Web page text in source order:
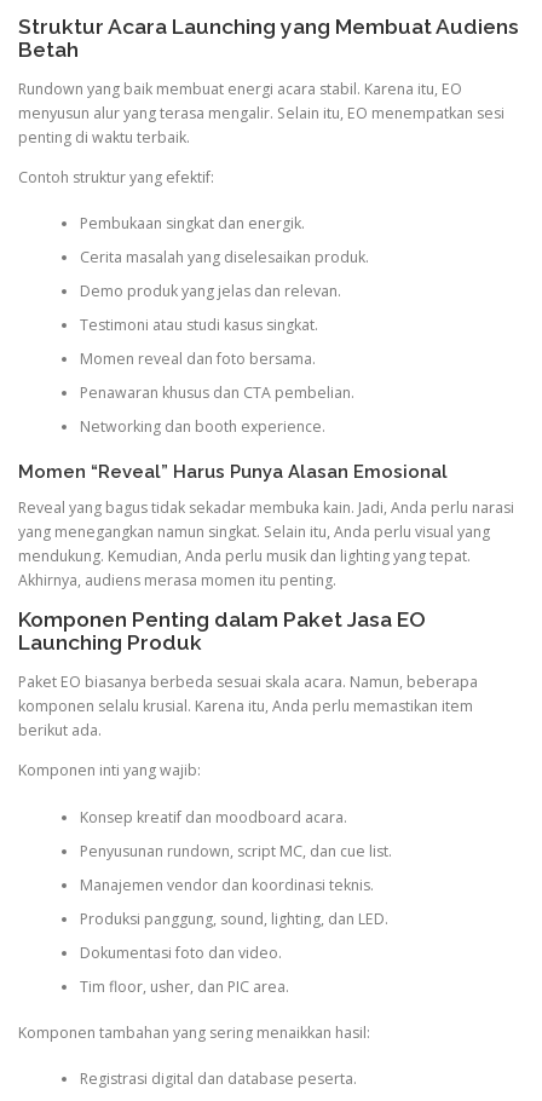
Struktur Acara Launching yang Membuat Audiens
Betah
Rundown yang baik membuat energi acara stabil. Karena itu, EO
menyusun alur yang terasa mengalir. Selain itu, EO menempatkan sesi
penting di waktu terbaik.
Contoh struktur yang efektif:
Pembukaan singkat dan energik.
Cerita masalah yang diselesaikan produk.
Demo produk yang jelas dan relevan.
Testimoni atau studi kasus singkat.
Momen reveal dan foto bersama.
Penawaran khusus dan CTA pembelian.
Networking dan booth experience.
Momen “Reveal” Harus Punya Alasan Emosional
Reveal yang bagus tidak sekadar membuka kain. Jadi, Anda perlu narasi
yang menegangkan namun singkat. Selain itu, Anda perlu visual yang
mendukung. Kemudian, Anda perlu musik dan lighting yang tepat.
Akhirnya, audiens merasa momen itu penting.
Komponen Penting dalam Paket Jasa EO
Launching Produk
Paket EO biasanya berbeda sesuai skala acara. Namun, beberapa
komponen selalu krusial. Karena itu, Anda perlu memastikan item
berikut ada.
Komponen inti yang wajib:
Konsep kreatif dan moodboard acara.
Penyusunan rundown, script MC, dan cue list.
Manajemen vendor dan koordinasi teknis.
Produksi panggung, sound, lighting, dan LED.
Dokumentasi foto dan video.
Tim floor, usher, dan PIC area.
Komponen tambahan yang sering menaikkan hasil:
Registrasi digital dan database peserta.